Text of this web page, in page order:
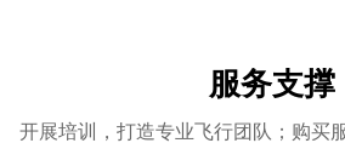
服务支撑
开展培训，打造专业飞行团队；购买